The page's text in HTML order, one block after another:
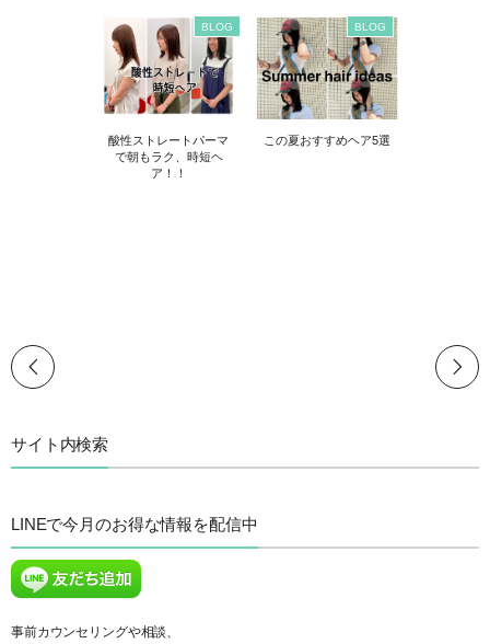
BLOG
酸性ストレートパーマ
で朝もラク、時短ヘ
ア！！
BLOG
この夏おすすめヘア5選
サイト内検索
LINEで今月のお得な情報を配信中
事前カウンセリングや相談、